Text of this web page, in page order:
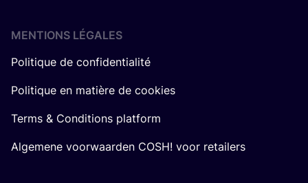
MENTIONS LÉGALES
Politique de confidentialité
Politique en matière de cookies
Terms & Conditions platform
Algemene voorwaarden COSH! voor retailers